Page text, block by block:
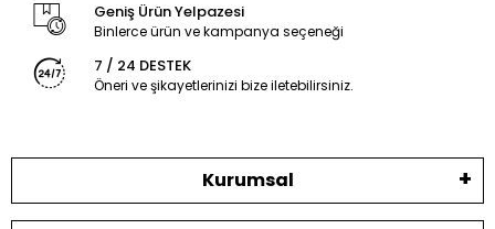
Geniş Ürün Yelpazesi
Binlerce ürün ve kampanya seçeneği
7 / 24 DESTEK
Öneri ve şikayetlerinizi bize iletebilirsiniz.
Kurumsal